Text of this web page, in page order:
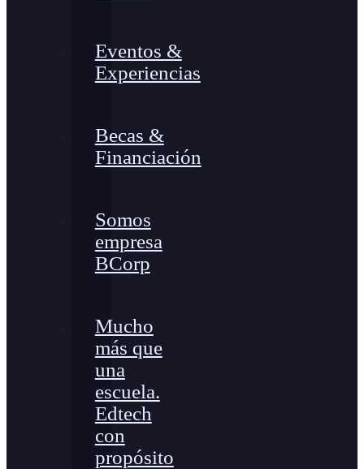
Eventos &
Experiencias
Becas &
Financiación
Somos
empresa
BCorp
Mucho
más que
una
escuela.
Edtech
con
propósito